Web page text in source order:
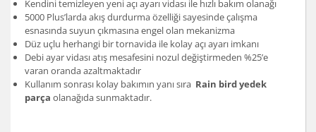
Kendini temizleyen yeni açı ayarı vidası ile hızlı bakım olanağı
5000 Plus’larda akış durdurma özelliği sayesinde çalışma
esnasında suyun çıkmasına engel olan mekanizma
Düz uçlu herhangi bir tornavida ile kolay açı ayarı imkanı
Debi ayar vidası atış mesafesini nozul değiştirmeden %25’e
varan oranda azaltmaktadır
Kullanım sonrası kolay bakımın yanı sıra Rain bird yedek
parça olanağıda sunmaktadır.